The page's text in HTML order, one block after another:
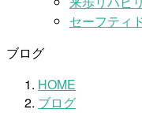
セーフティ
ブログ
HOME
ブログ